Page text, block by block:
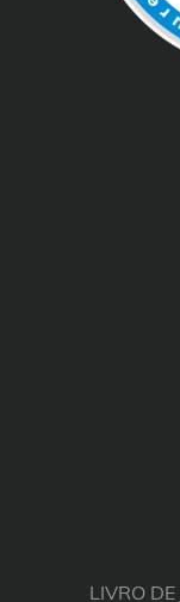
LIVRO DE